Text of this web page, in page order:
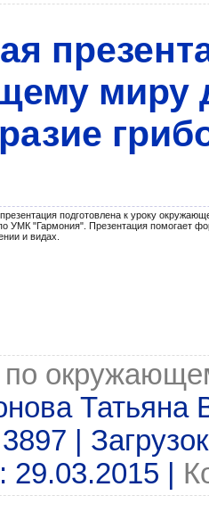
миру
подготовлена к уроку
УМК "Гармония". Презентация помогает
и видах.
по
Татьяна
|
29.03.2015